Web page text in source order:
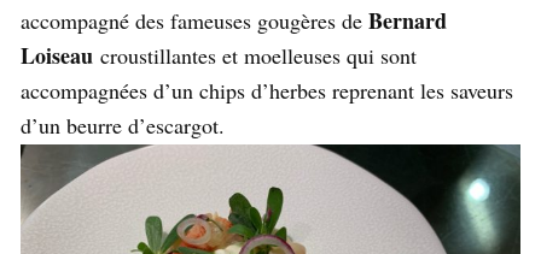
accompagné des fameuses gougères de Bernard
Loiseau croustillantes et moelleuses qui sont
accompagnées d’un chips d’herbes reprenant les saveurs
d’un beurre d’escargot.